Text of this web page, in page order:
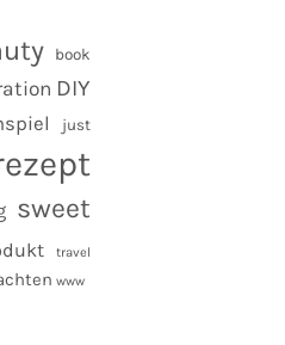
book
DIY
just
sweet
travel
www